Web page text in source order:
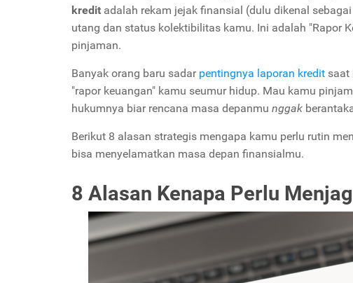
kredit adalah rekam jejak finansial (dulu dikenal sebagai
utang dan status kolektibilitas kamu. Ini adalah "Rapor
pinjaman.
Banyak orang baru sadar pentingnya laporan kredit saat
"rapor keuangan" kamu seumur hidup. Mau kamu
hukumnya biar rencana masa depanmu nggak
Berikut 8 alasan strategis mengapa kamu perlu rutin
bisa menyelamatkan masa depan finansialmu.
8 Alasan Kenapa Perlu